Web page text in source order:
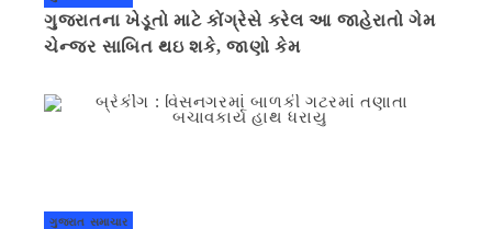
ગુજરાતના ખેડૂતો માટે કોંગ્રેસે કરેલ આ જાહેરાતો ગેમ
ચેન્જર સાબિત થઇ શકે, જાણો કેમ
ગુજરાત સમાચાર